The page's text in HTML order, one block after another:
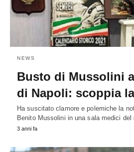
NEWS
Busto di Mussolini
di Napoli: scoppia
Ha suscitato clamore e polemiche la
Benito Mussolini in una sala medici
3 anni fa